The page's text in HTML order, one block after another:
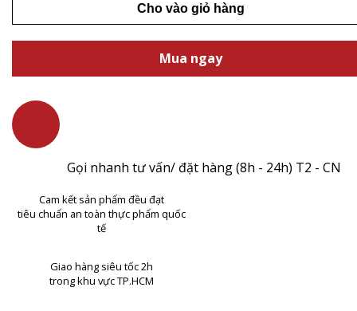
Cho vào giỏ hàng
Mua ngay
Gọi nhanh tư vấn/ đặt hàng (8h - 24h) T2 - CN
Cam kết sản phẩm đều đạt
tiêu chuẩn an toàn thực phẩm quốc
tế
Giao hàng siêu tốc 2h
trong khu vực TP.HCM